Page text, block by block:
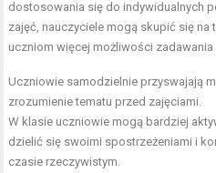
dostosowania się do indywidualnych
zajęć, nauczyciele mogą skupić się
uczniom więcej możliwości zadawania
Uczniowie samodzielnie przyswajają
zrozumienie tematu przed zajęciami.
W klasie uczniowie mogą bardziej
dzielić się swoimi spostrzeżeniami i
czasie rzeczywistym.